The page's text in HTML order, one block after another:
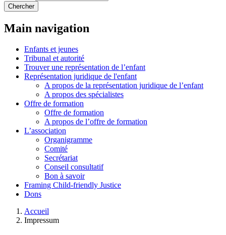
Chercher
Main navigation
Enfants et jeunes
Tribunal et autorité
Trouver une représentation de l’enfant
Représentation juridique de l'enfant
A propos de la représentation juridique de l’enfant
A propos des spécialistes
Offre de formation
Offre de formation
A propos de l’offre de formation
L’association
Organigramme
Comité
Secrétariat
Conseil consultatif
Bon à savoir
Framing Child-friendly Justice
Dons
Accueil
Impressum